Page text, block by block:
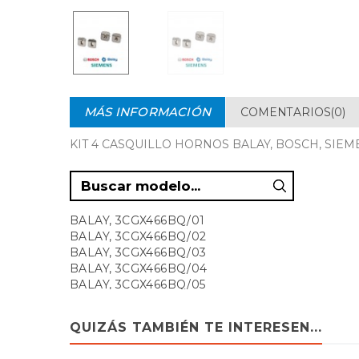
MÁS INFORMACIÓN COMENTARIOS(0)
KIT 4 CASQUILLO HORNOS BALAY, BOSCH,
BALAY, 3CGX466BQ/01
BALAY, 3CGX466BQ/02
BALAY, 3CGX466BQ/03
BALAY, 3CGX466BQ/04
BALAY, 3CGX466BQ/05
BALAY, 3HB2031X0/02
BALAY, 3HB2031X0/03
BALAY, 3HB2031X0/04
QUIZÁS TAMBIÉN TE INTERESEN...